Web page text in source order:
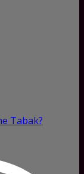
Tabak?